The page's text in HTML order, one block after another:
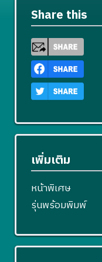
Share this
เพิ่มเติม
หน้าพิเศษ
รุ่นพร้อมพิมพ์